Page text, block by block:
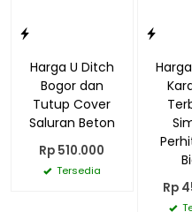
Harga U Ditch
Bogor dan
Tutup Cover
Saluran Beton
Rp 510.000
Tersedia
Rp